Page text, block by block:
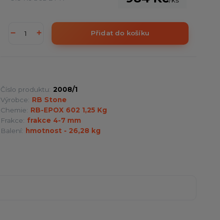
Přidat do košíku
Číslo produktu: 2008/1
Výrobce: RB Stone
Chemie: RB-EPOX 602 1,25 Kg
Frakce: frakce 4-7 mm
Balení: hmotnost - 26,28 kg